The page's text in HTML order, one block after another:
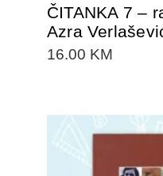
ČITANKA 7 –
Azra
16.00 KM